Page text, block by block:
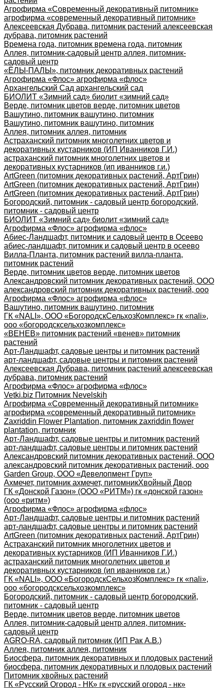
Агрофирма «Современный декоративный питомник»
агрофирма «современный декоративный питомник»
Алексеевская Дубрава, питомник растений алексеевская
дубрава, питомник растений
Времена года, питомник времена года, питомник
Аллея, питомник-садовый центр аллея, питомник-
садовый центр
«ЁЛЫ-ПАЛЫ», питомник декоративных растений
Агрофирма «Флос» агрофирма «флос»
Архангельский Сад архангельский сад
БИОЛИТ «Зимний сад» биолит «зимний сад»
Верде, питомник цветов верде, питомник цветов
Вашутино, питомник вашутино, питомник
Вашутино, питомник вашутино, питомник
Аллея, питомник аллея, питомник
Астраханский питомник многолетних цветов и
декоративных кустарников (ИП Иванников Г.И.)
астраханский питомник многолетних цветов и
декоративных кустарников (ип иванников г.и.)
ArtGreen (питомник декоративных растений, АртГрин)
ArtGreen (питомник декоративных растений, АртГрин)
ArtGreen (питомник декоративных растений, АртГрин)
Богородский, питомник - садовый центр богородский,
питомник - садовый центр
БИОЛИТ «Зимний сад» биолит «зимний сад»
Агрофирма «Флос» агрофирма «флос»
Абиес-Ландшафт, питомник и садовый центр в Осеево
абиес-ландшафт, питомник и садовый центр в осеево
Вилла-Планта, питомник растений вилла-планта,
питомник растений
Верде, питомник цветов верде, питомник цветов
Александровский питомник декоративных растений, ООО
александровский питомник декоративных растений, ооо
Агрофирма «Флос» агрофирма «флос»
Вашутино, питомник вашутино, питомник
ГК «NALI», ООО «БогородскСельхозКомплекс» гк «nali»,
ооо «богородсксельхозкомплекс»
«ВЕНЕВ» питомник растений «венев» питомник
растений
Арт-Ландшафт, садовые центры и питомник растений
арт-ландшафт, садовые центры и питомник растений
Алексеевская Дубрава, питомник растений алексеевская
дубрава, питомник растений
Агрофирма «Флос» агрофирма «флос»
Vetki.biz Питомник Nevelskih
Агрофирма «Современный декоративный питомник»
агрофирма «современный декоративный питомник»
Zaxriddin Flower Plantation, питомник zaxriddin flower
plantation, питомник
Арт-Ландшафт, садовые центры и питомник растений
арт-ландшафт, садовые центры и питомник растений
Александровский питомник декоративных растений, ООО
александровский питомник декоративных растений, ооо
Garden Group, ООО «Девелопмент Груп»
Ахмечет, питомник ахмечет, питомникХвойный Двор
ГК «Донской Газон» (ООО «РИТМ») гк «донской газон»
(ооо «ритм»)
Агрофирма «Флос» агрофирма «флос»
Арт-Ландшафт, садовые центры и питомник растений
арт-ландшафт, садовые центры и питомник растений
ArtGreen (питомник декоративных растений, АртГрин)
Астраханский питомник многолетних цветов и
декоративных кустарников (ИП Иванников Г.И.)
астраханский питомник многолетних цветов и
декоративных кустарников (ип иванников г.и.)
ГК «NALI», ООО «БогородскСельхозКомплекс» гк «nali»,
ооо «богородсксельхозкомплекс»
Богородский, питомник - садовый центр богородский,
питомник - садовый центр
Верде, питомник цветов верде, питомник цветов
Аллея, питомник-садовый центр аллея, питомник-
садовый центр
AGRO-RA, садовый питомник (ИП Рак А.В.)
Аллея, питомник аллея, питомник
Биосфера, питомник декоративных и плодовых растений
биосфера, питомник декоративных и плодовых растений
Питомник хвойных растений
ГК «Русский Огород - НК» гк «русский огород - нк»